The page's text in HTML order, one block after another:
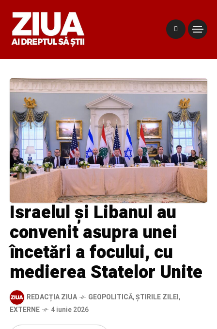
Israelul și Libanul au
convenit asupra unei
încetări a focului, cu
medierea Statelor Unite
REDACȚIA ZIUA GEOPOLITICĂ,ȘTIRILE ZILEI,
EXTERNE
4 iunie 2026